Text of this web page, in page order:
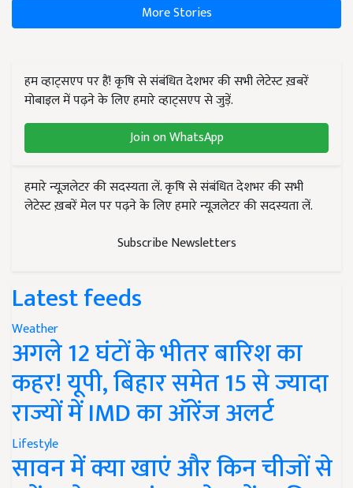
More Stories
हम व्हाट्सएप पर हैं! कृषि से संबंधित देशभर की सभी लेटेस्ट ख़बरें
मोबाइल में पढ़ने के लिए हमारे व्हाट्सएप से जुड़ें.
Join on WhatsApp
हमारे न्यूज़लेटर की सदस्यता लें. कृषि से संबंधित देशभर की सभी
लेटेस्ट ख़बरें मेल पर पढ़ने के लिए हमारे न्यूज़लेटर की सदस्यता लें.
Subscribe Newsletters
Latest feeds
Weather
अगले 12 घंटों के भीतर बारिश का
कहर! यूपी, बिहार समेत 15 से ज्यादा
राज्यों में IMD का ऑरेंज अलर्ट
Lifestyle
सावन में क्या खाएं और किन चीजों से